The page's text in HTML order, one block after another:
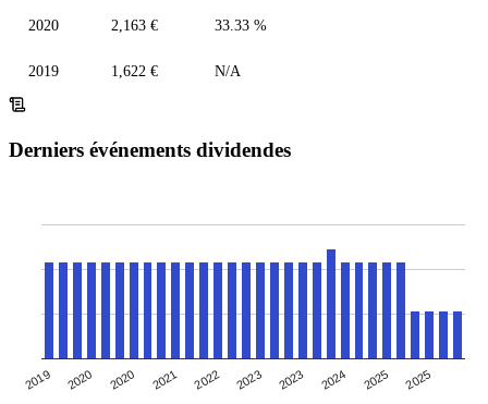
2020 2,163 € 33.33 %
2019 1,622 € N/A
Derniers événements dividendes
2019 2020 2020 2021 2022 2023 2023 2024 2025 2025